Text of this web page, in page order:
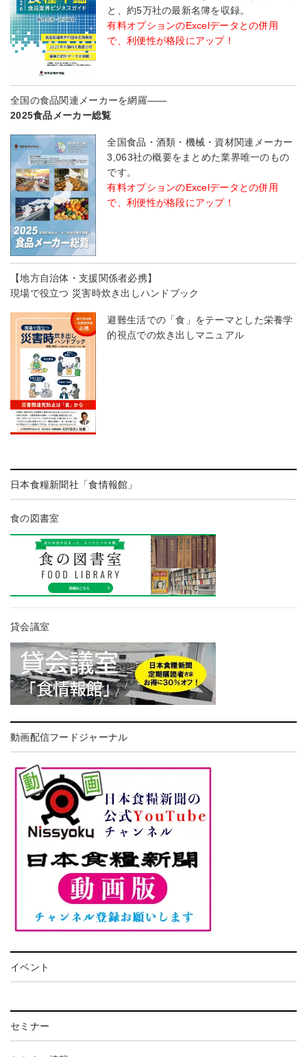
と、約5万社の最新名簿を収録。
有料オプションのExcelデータとの併用
で、利便性が格段にアップ！
全国の食品関連メーカーを網羅――
2025食品メーカー総覧
全国食品・酒類・機械・資材関連メーカー
3,063社の概要をまとめた業界唯一のもの
です。
有料オプションのExcelデータとの併用
で、利便性が格段にアップ！
【地方自治体・支援関係者必携】
現場で役立つ 災害時炊き出しハンドブック
避難生活での「食」をテーマとした栄養学
的視点での炊き出しマニュアル
日本食糧新聞社「食情報館」
食の図書室
貸会議室
動画配信フードジャーナル
イベント
セミナー